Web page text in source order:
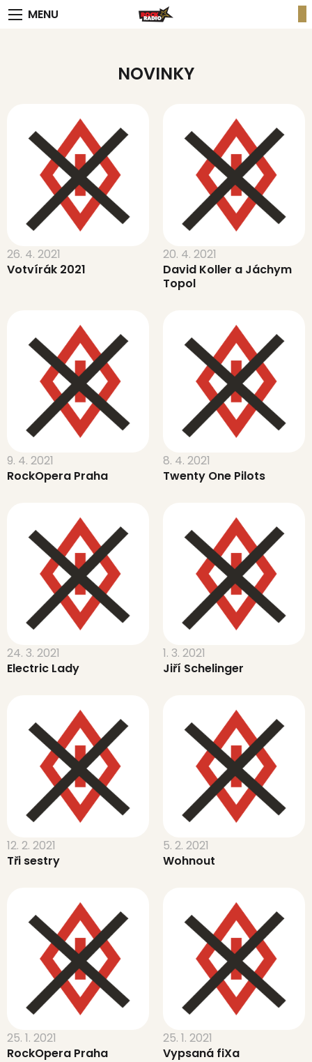
MENU
NOVINKY
26. 4. 2021
Votvírák 2021
20. 4. 2021
David Koller a Jáchym
Topol
9. 4. 2021
RockOpera Praha
8. 4. 2021
Twenty One Pilots
24. 3. 2021
Electric Lady
1. 3. 2021
Jiří Schelinger
12. 2. 2021
Tři sestry
5. 2. 2021
Wohnout
25. 1. 2021
RockOpera Praha
25. 1. 2021
Vypsaná fiXa